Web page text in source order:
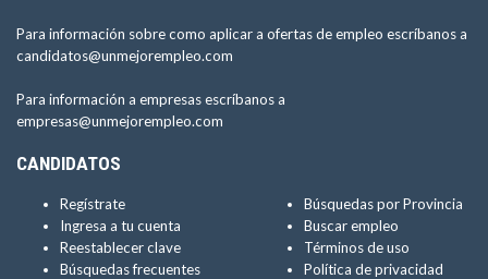
Para información sobre como aplicar a ofertas de empleo escríbanos a
candidatos@unmejorempleo.com
Para información a empresas escríbanos a
empresas@unmejorempleo.com
CANDIDATOS
Regístrate
Ingresa a tu cuenta
Reestablecer clave
Búsquedas frecuentes
Búsquedas por Provincia
Buscar empleo
Términos de uso
Política de privacidad